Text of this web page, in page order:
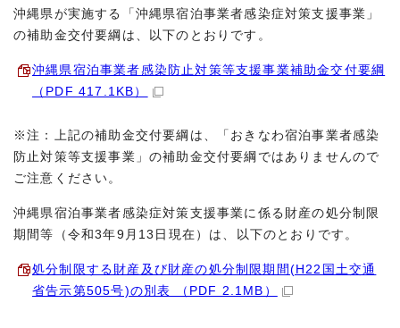
沖縄県が実施する「沖縄県宿泊事業者感染症対策支援事業」
の補助金交付要綱は、以下のとおりです。
沖縄県宿泊事業者感染防止対策等支援事業補助金交付要綱
（PDF 417.1KB）
※注：上記の補助金交付要綱は、「おきなわ宿泊事業者感染
防止対策等支援事業」の補助金交付要綱ではありませんので
ご注意ください。
沖縄県宿泊事業者感染症対策支援事業に係る財産の処分制限
期間等（令和3年9月13日現在）は、以下のとおりです。
処分制限する財産及び財産の処分制限期間(H22国土交通
省告示第505号)の別表 （PDF 2.1MB）